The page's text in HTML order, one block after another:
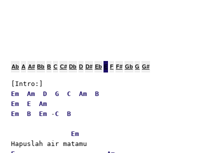
Ab A A# Bb B C C# Db D D# Eb E F F# Gb G G#
[Intro:]
Em
Am D G C Am
B
Em
E
Am
Em
B Em - C B
Em
Hapuslah air matamu